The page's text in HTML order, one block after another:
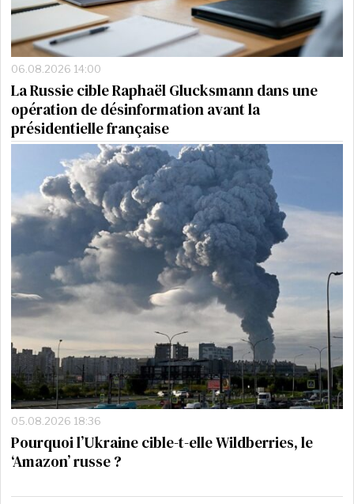
06.08.2026 14:00
La Russie cible Raphaël Glucksmann dans une
opération de désinformation avant la
présidentielle française
05.08.2026 18:36
Pourquoi l’Ukraine cible-t-elle Wildberries, le
‘Amazon’ russe ?